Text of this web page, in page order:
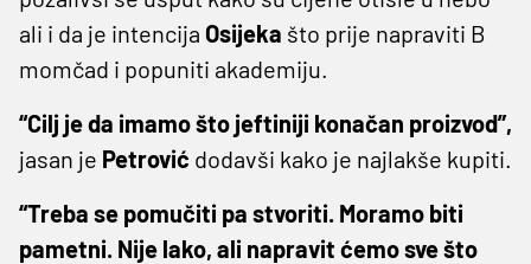
ali i da je intencija Osijeka što prije napraviti B
momčad i popuniti akademiju.
“Cilj je da imamo što jeftiniji konačan proizvod”,
jasan je Petrović dodavši kako je najlakše kupiti.
“Treba se pomučiti pa stvoriti. Moramo biti
pametni. Nije lako, ali napravit ćemo sve što